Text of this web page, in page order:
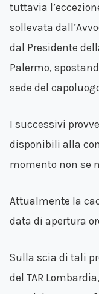
tuttavia
sollevata
dal Presidente
Palermo,
sede del
I successivi
disponibili alla
momento non se
Attualmente la
data di apertura
Sulla scia di tali
del TAR